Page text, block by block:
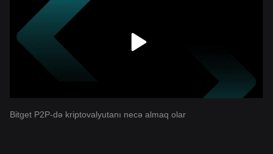
Bitget P2P-də kriptovalyutanı necə almaq olar